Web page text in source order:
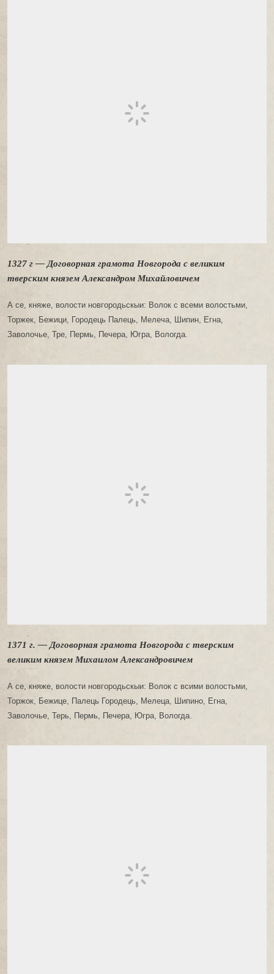
1327 г — Договорная грамота Новгорода с великим
тверским князем Александром Михайловичем
А се, княже, волости новгородьскыи: Волок с всеми волостьми,
Торжек, Бежици, Городець Палець, Мелеча, Шипин, Егна,
Заволочье, Тре, Пермь, Печера, Югра, Вологда.
1371 г. — Договорная грамота Новгорода с тверским
великим князем Михаилом Александровичем
А се, княже, волости новгородьскыи: Волок с всими волостьми,
Торжок, Бежице, Палець Городець, Мелеца, Шипино, Егна,
Заволочье, Терь, Пермь, Печера, Югра, Вологда.